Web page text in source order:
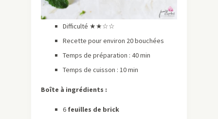
Difficulté ★★☆☆
Recette pour environ 20 bouchées
Temps de préparation : 40 min
Temps de cuisson : 10 min
Boîte à ingrédients :
6 feuilles de brick